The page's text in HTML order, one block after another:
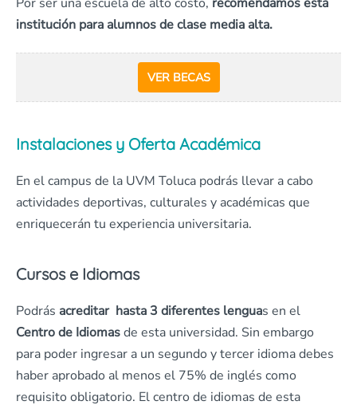
institución para alumnos de clase media alta.
VER BECAS
Instalaciones y Oferta Académica
En el campus de la UVM Toluca podrás llevar a cabo
actividades deportivas, culturales y académicas que
enriquecerán tu experiencia universitaria.
Cursos e Idiomas
Podrás acreditar hasta 3 diferentes lenguas en el
Centro de Idiomasde esta universidad. Sin embargo
para poder ingresar a un segundo y tercer idioma debes
haber aprobado al menos el 75% de inglés como
requisito obligatorio. El centro de idiomas de esta